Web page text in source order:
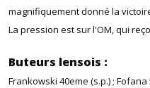
magnifiquement donné la
La pression est sur l'OM, qui
Buteurs lensois :
Frankowski 40eme (s.p.) ; Fofana